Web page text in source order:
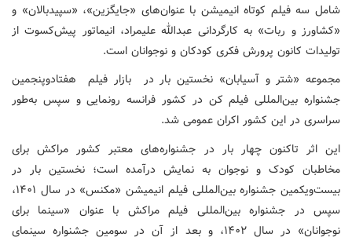
شامل سه فیلم کوتاه انیمیشن با عنوان‌های «جایگزین»، «سپیدبالان» و
«کشاورز و ربات» به کارگردانی عبدالله علیمراد، انیماتور پیش‌کسوت از
تولیدات کانون پرورش فکری کودکان و نوجوانان است.
مجموعه «شتر و آسیابان» نخستین بار در بازار فیلم هفتادوپنجمین
جشنواره بین‌المللی فیلم کن در کشور فرانسه رونمایی و سپس به‌طور
سراسری در این کشور اکران عمومی شد.
این اثر تاکنون چهار بار در جشنواره‌های معتبر کشور مراکش برای
مخاطبان کودک و نوجوان به نمایش درآمده است؛ نخستین بار در
بیست‌ویکمین جشنواره بین‌المللی فیلم انیمیشن «مکنس» در سال ۱۴۰۱،
سپس در جشنواره بین‌المللی فیلم مراکش با عنوان «سینما برای
نوجوانان» در سال ۱۴۰۲، و بعد از آن در سومین جشنواره سینمای